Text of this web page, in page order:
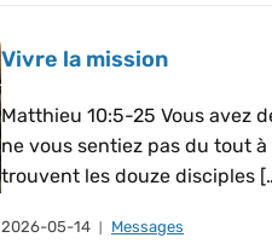
Vivre la mission
Matthieu 10:5-25 Vous avez
ne vous sentiez pas du tout
trouvent les douze disciples
2026-05-14 Messages